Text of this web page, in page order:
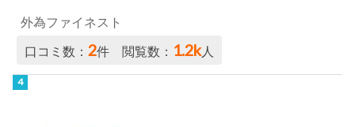
外為ファイネスト
口コミ数：2件 閲覧数： 1.2k人